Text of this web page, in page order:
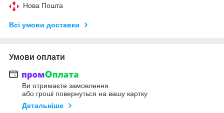
Нова Пошта
Всі умови доставки
Умови оплати
Ви отримаєте замовлення
або гроші повернуться на вашу картку
Детальніше